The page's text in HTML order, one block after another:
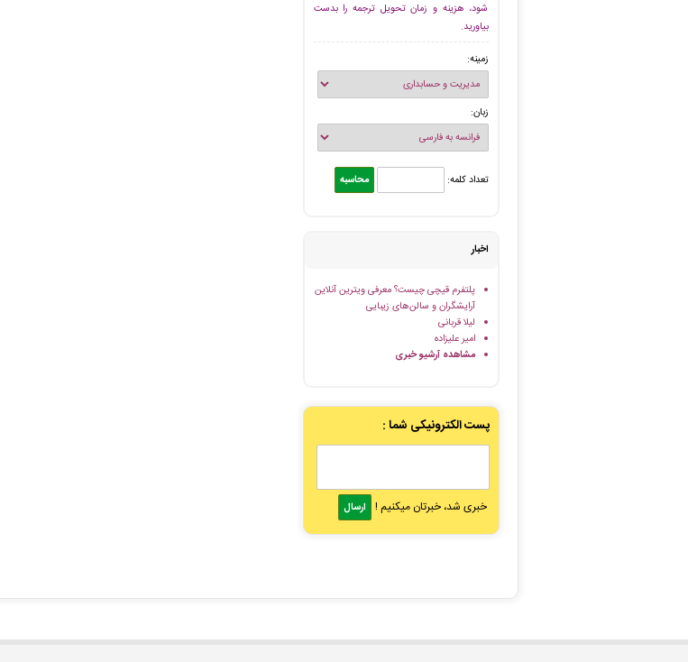
شود، هزینه و زمان تحویل ترجمه را بدست
بیاورید.
زمینه:
زبان:
تعداد کلمه:
اخبار
پلتفرم قیچی چیست؟ معرفی ویترین آنلاین
آرایشگران و سالن‌های زیبایی
لیلا قربانی
امیر علیزاده
مشاهده آرشیو خبری
پست الکترونیکی شما :
خبری شد، خبرتان میکنیم !